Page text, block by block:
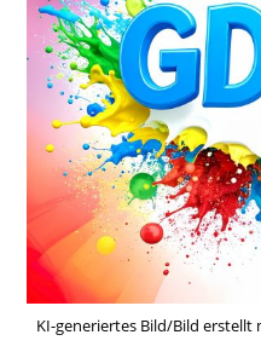
KI-generiertes Bild/Bild